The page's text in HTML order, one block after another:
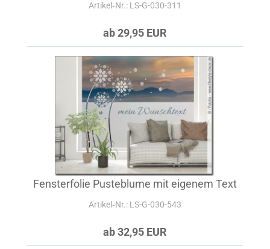
Artikel‑Nr.: LS-G-030-311
ab 29,95 EUR
Fensterfolie Pusteblume mit eigenem Text
Artikel‑Nr.: LS-G-030-543
ab 32,95 EUR